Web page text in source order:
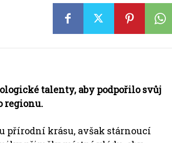
talenty, aby podpořilo svůj
regionu.
přírodní krásu, avšak stárnoucí